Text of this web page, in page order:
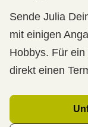
Sende Julia
mit einigen
Hobbys. Für
direkt einen